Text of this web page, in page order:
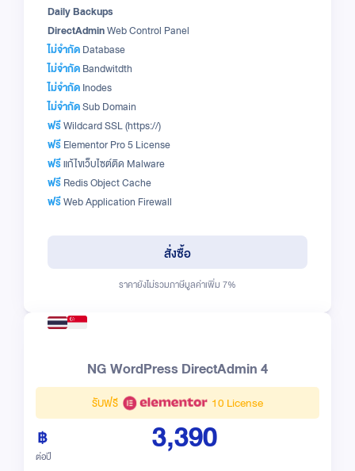
Daily Backups
DirectAdminWeb Control Panel
ไม่จำกัด Database
ไม่จำกัด Bandwitdth
ไม่จำกัด Inodes
ไม่จำกัดSub Domain
ฟรีWildcard SSL (https://)
ฟรี Elementor Pro 5 License
ฟรีแก้ไขเว็บไซต์ติด Malware
ฟรี Redis Object Cache
ฟรีWeb Application Firewall
สั่งซื้อ
ราคายังไม่รวมภาษีมูลค่าเพิ่ม 7%
NG WordPress DirectAdmin 4
รับฟรี 10 License
3,390
ต่อปี